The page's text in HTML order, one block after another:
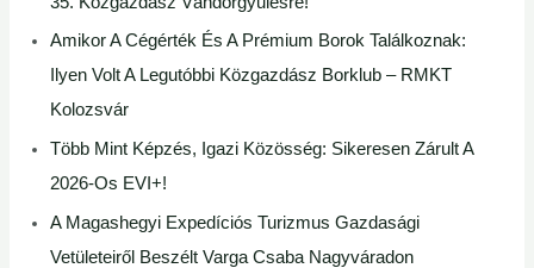
Amikor A Cégérték És A Prémium Borok Találkoznak:
Ilyen Volt A Legutóbbi Közgazdász Borklub – RMKT
Kolozsvár
Több Mint Képzés, Igazi Közösség: Sikeresen Zárult A
2026-Os EVI+!
A Magashegyi Expedíciós Turizmus Gazdasági
Vetületeiről Beszélt Varga Csaba Nagyváradon